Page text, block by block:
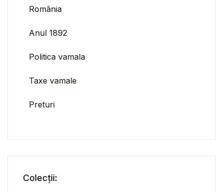
România
Anul 1892
Politica vamala
Taxe vamale
Preturi
Colecții: